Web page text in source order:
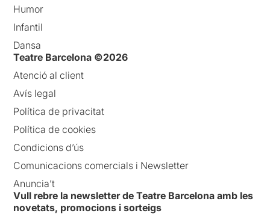
Humor
Infantil
Dansa
Teatre Barcelona ©2026
Atenció al client
Avís legal
Política de privacitat
Política de cookies
Condicions d’ús
Comunicacions comercials i Newsletter
Anuncia’t
Vull rebre la newsletter de Teatre Barcelona amb les
novetats, promocions i sorteigs